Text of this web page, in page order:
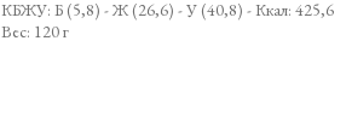
КБЖУ: Б (5,8) - Ж (26,6) - У (40,8) - Ккал: 425,6
Вес: 120 г